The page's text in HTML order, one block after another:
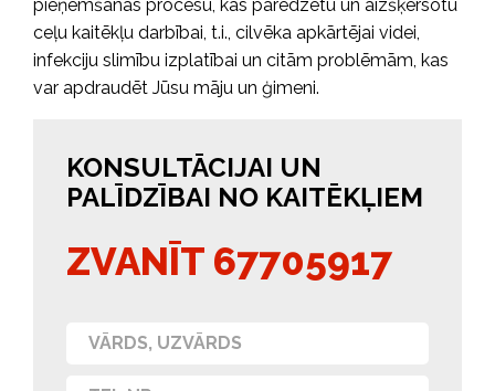
pieņemšanas procesu, kas paredzētu un aizšķērsotu
ceļu kaitēkļu darbībai, t.i., cilvēka apkārtējai videi,
infekciju slimību izplatībai un citām problēmām, kas
var apdraudēt Jūsu māju un ģimeni.
KONSULTĀCIJAI UN
PALĪDZĪBAI NO KAITĒKĻIEM
ZVANĪT 67705917